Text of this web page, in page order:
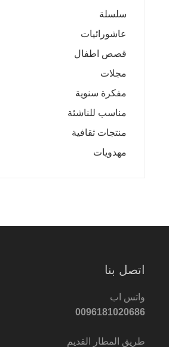
سلسلة
عاشورائيات
قصص اطفال
مجلات
مفكرة سنوية
مناسب للناشئة
منتجات ثقافية
مهدويات
اتصل بنا
واتس اب
0096181020686
طريق المطار القديم